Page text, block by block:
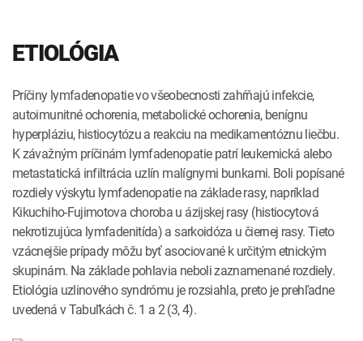
ETIOLÓGIA
Príčiny lymfadenopatie vo všeobecnosti zahŕňajú infekcie,
autoimunitné ochorenia, metabolické ochorenia, benígnu
hyperpláziu, histiocytózu a reakciu na medikamentóznu liečbu.
K závažným príčinám lymfadenopatie patrí leukemická alebo
metastatická infiltrácia uzlín malígnymi bunkami. Boli popísané
rozdiely výskytu lymfadenopatie na základe rasy, napríklad
Kikuchiho-Fujimotova choroba u ázijskej rasy (histiocytová
nekrotizujúca lymfadenitída) a sarkoidóza u čiernej rasy. Tieto
vzácnejšie prípady môžu byť asociované k určitým etnickým
skupinám. Na základe pohlavia neboli zaznamenané rozdiely.
Etiológia uzlinového syndrómu je rozsiahla, preto je prehľadne
uvedená v Tabuľkách č. 1 a 2 (3, 4).